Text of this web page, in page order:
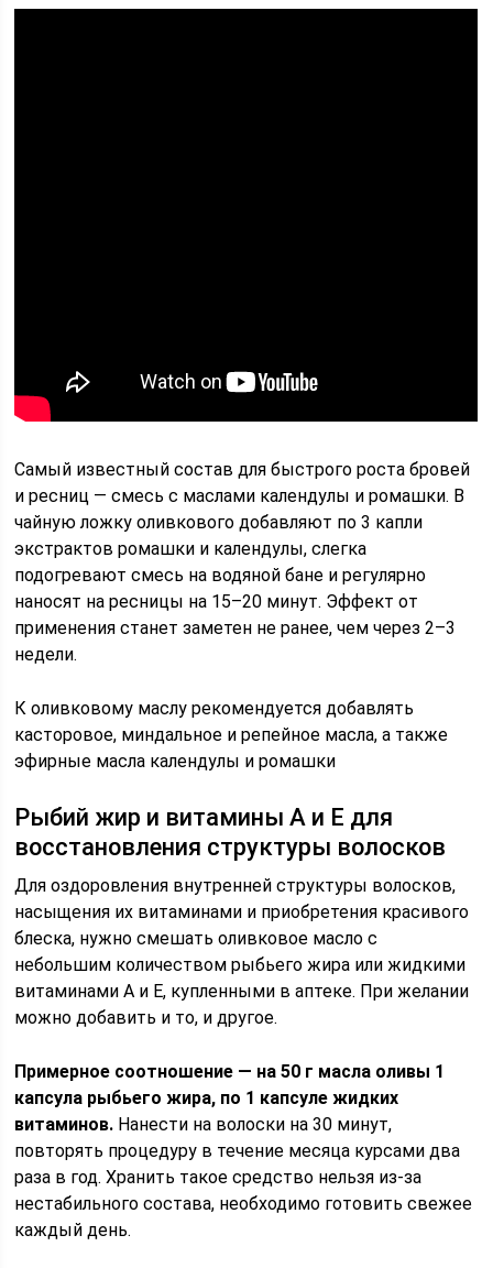
Самый известный состав для быстрого роста бровей
и ресниц — смесь с маслами календулы и ромашки. В
чайную ложку оливкового добавляют по 3 капли
экстрактов ромашки и календулы, слегка
подогревают смесь на водяной бане и регулярно
наносят на ресницы на 15–20 минут. Эффект от
применения станет заметен не ранее, чем через 2–3
недели.
К оливковому маслу рекомендуется добавлять
касторовое, миндальное и репейное масла, а также
эфирные масла календулы и ромашки
Рыбий жир и витамины А и Е для
восстановления структуры волосков
Для оздоровления внутренней структуры волосков,
насыщения их витаминами и приобретения красивого
блеска, нужно смешать оливковое масло с
небольшим количеством рыбьего жира или жидкими
витаминами А и Е, купленными в аптеке. При желании
можно добавить и то, и другое.
Примерное соотношение — на 50 г масла оливы 1
капсула рыбьего жира, по 1 капсуле жидких
витаминов. Нанести на волоски на 30 минут,
повторять процедуру в течение месяца курсами два
раза в год. Хранить такое средство нельзя из-за
нестабильного состава, необходимо готовить свежее
каждый день.